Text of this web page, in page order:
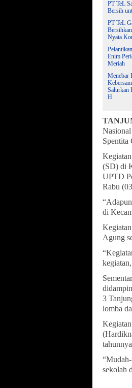
PT TeL
Bersih
PT TeL
Nyata
Enim
Meriah
Menebar
Salurkan
H
Spentita
(SD) di
UPTD
Rabu
di
Agung
3
lomba
sekolah